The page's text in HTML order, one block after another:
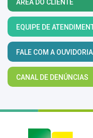
ÁREA DO CLIENTE
EQUIPE DE
FALE COM A OUVIDORIA
CANAL DE DENÚNCIAS